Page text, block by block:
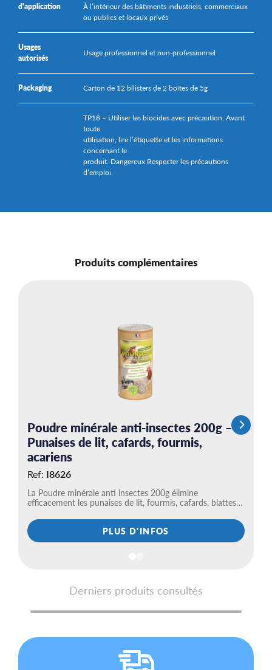
d'application
À l’intérieur des bâtiments industriels, commerciaux
ou publics et locaux privés
Usages
autorisés
Usage professionnel et non-professionnel
Packaging Carton de 12 bllisters de 2 boîtes de 5g
TP18 – Utiliser les biocides avec précaution. Avant
toute
utilisation, lire l’étiquette et les informations
concernant le
produit. Dangereux Respecter les précautions
d’emploi.
Produits complémentaires
Poudre minérale anti-insectes 200g –
Punaises de lit, cafards, fourmis,
acariens
Ref: I8626
La Poudre minérale anti insectes 200g élimine
efficacement les punaises de lit, fourmis, cafards, blattes…
PLUS D'INFOS
Derniers produits consultés